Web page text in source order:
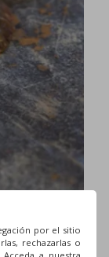
por el sitio
rechazarlas o